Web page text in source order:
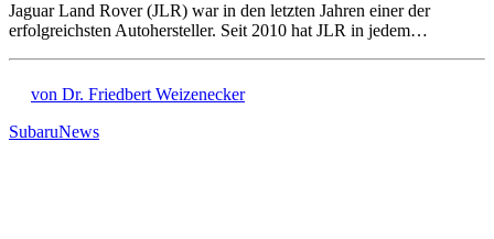
Jaguar Land Rover (JLR) war in den letzten Jahren einer der
erfolgreichsten Autohersteller. Seit 2010 hat JLR in jedem…
von Dr. Friedbert Weizenecker
SubaruNews